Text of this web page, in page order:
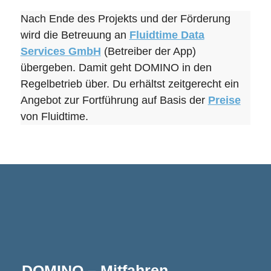
Nach Ende des Projekts und der Förderung
wird die Betreuung an Fluidtime Data
Services GmbH (Betreiber der App)
übergeben. Damit geht DOMINO in den
Regelbetrieb über. Du erhältst zeitgerecht ein
Angebot zur Fortführung auf Basis der Preise
von Fluidtime.